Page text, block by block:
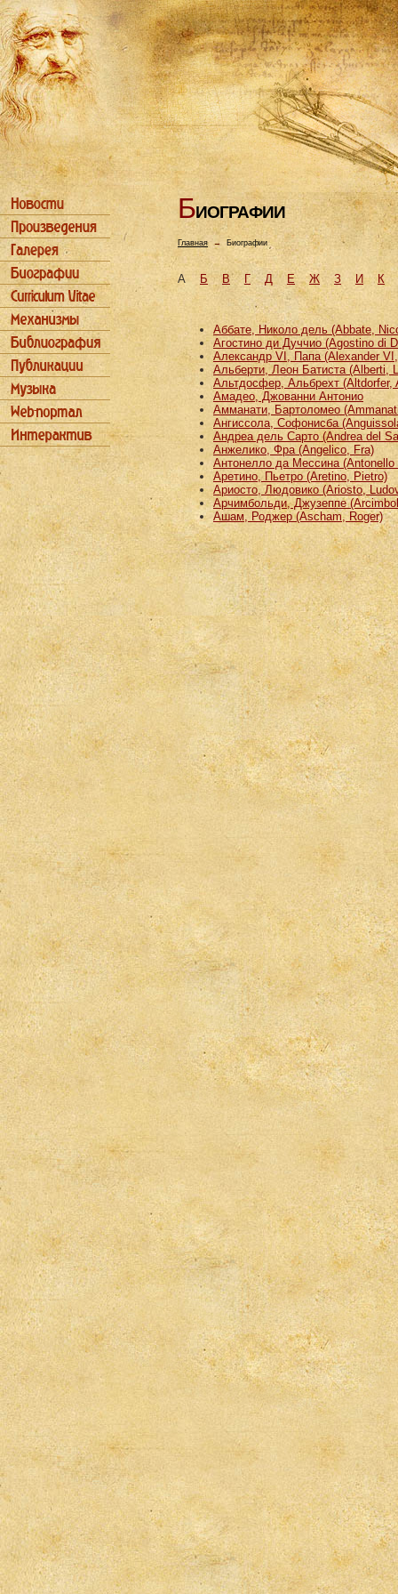
БИОГРАФИИ
Главная→ Биографии
АБ В Г Д Е Ж З И К
Аббате, Николо дель (Abbate,
Агостино ди Дуччио (Agostino di
Александр VI, Папа (Alexander
Альберти, Леон Батиста (Alberti,
Альтдосфер, Альбрехт (Altdorfer,
Амадео, Джованни Антонио
Амманати, Бартоломео
Ангиссола, Софонисба
Андреа дель Сарто (Andrea del
Анжелико, Фра (Angelico, Fra)
Антонелло да Мессина (Antonello
Аретино, Пьетро (Aretino, Pietro)
Ариосто, Людовико (Ariosto,
Арчимбольди, Джузеппе
Ашам, Роджер (Ascham, Roger)